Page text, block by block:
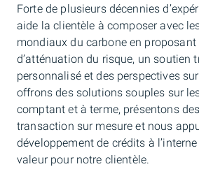
Forte de plusieurs décennies
aide la clientèle à composer avec
mondiaux du carbone en
d’atténuation du risque, un soutien
personnalisé et des perspectives
offrons des solutions souples sur
comptant et à terme, présentons
transaction sur mesure et nous
développement de crédits à
valeur pour notre clientèle.